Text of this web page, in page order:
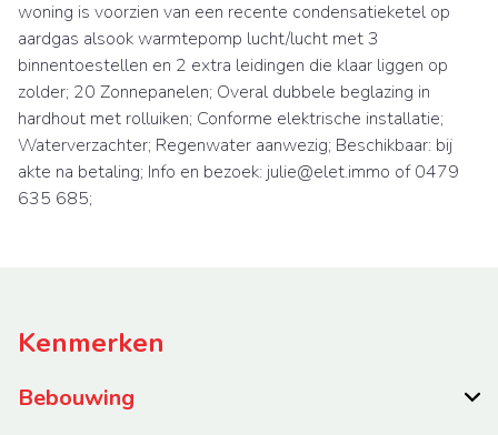
woning is voorzien van een recente condensatieketel op
aardgas alsook warmtepomp lucht/lucht met 3
binnentoestellen en 2 extra leidingen die klaar liggen op
zolder; 20 Zonnepanelen; Overal dubbele beglazing in
hardhout met rolluiken; Conforme elektrische installatie;
Waterverzachter; Regenwater aanwezig; Beschikbaar: bij
akte na betaling; Info en bezoek: julie@elet.immo of 0479
635 685;
Kenmerken
Bebouwing